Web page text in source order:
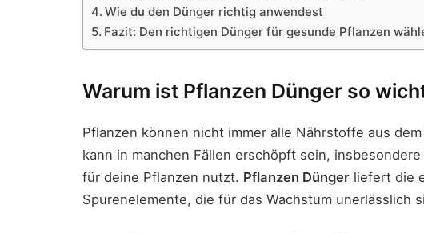
Wie du den Dünger richtig anwendest
Fazit: Den richtigen Dünger für gesunde Pflanzen
Warum ist Pflanzen Dünger so
Pflanzen können nicht immer alle Nährstoffe aus
kann in manchen Fällen erschöpft sein,
für deine Pflanzen nutzt. Pflanzen Dünger liefert die
Spurenelemente, die für das Wachstum unerlässlich